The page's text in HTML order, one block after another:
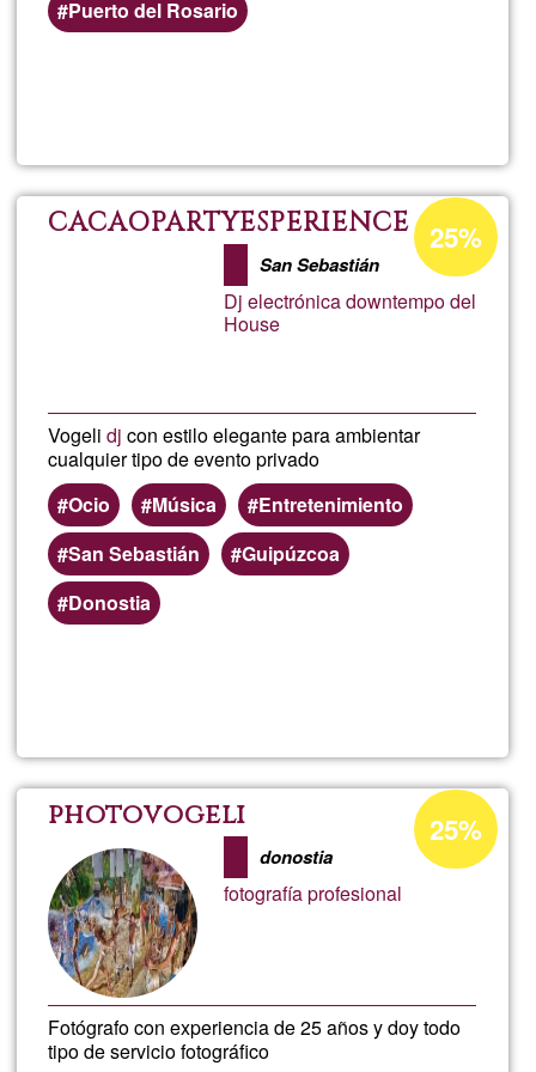
Puerto del Rosario
Lucy
Moore
CACAOPARTYESPERIENCE
San Sebastián
Dj electrónica downtempo del
House
Vogelidj con estilo elegante para ambientar
cualquier tipo de evento privado
Ocio
Música
Entretenimiento
San Sebastián
Guipúzcoa
Donostia
Porcentaje
de
aceptación
de
25%
photovogeli
donostia
fotografía profesional
Fotógrafo con experiencia de 25 años y doy todo
tipo de servicio fotográfico
Porcentaje
de
aceptación
25%